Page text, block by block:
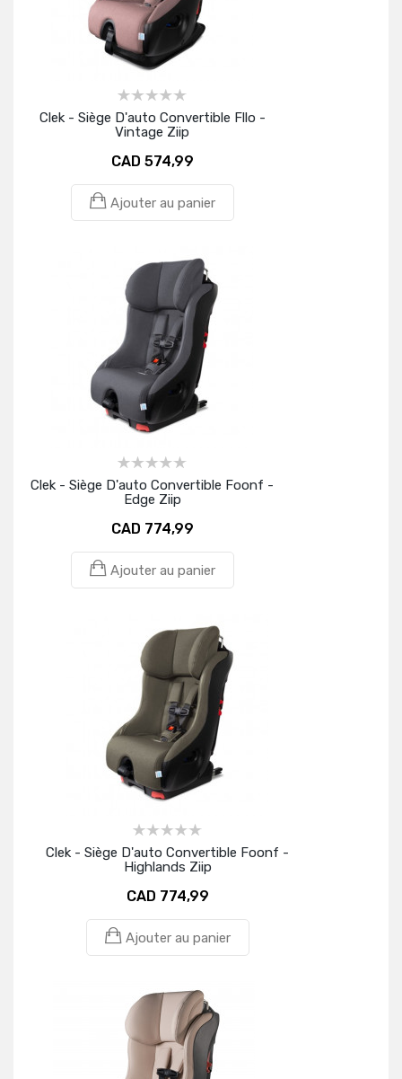
Clek - Siège D'auto Convertible Fllo -
Vintage Ziip
CAD 574,99
Ajouter au panier
Clek - Siège D'auto Convertible Foonf -
Edge Ziip
CAD 774,99
Ajouter au panier
Clek - Siège D'auto Convertible Foonf -
Highlands Ziip
CAD 774,99
Ajouter au panier